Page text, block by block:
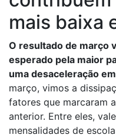
mais baixa
O resultado de março
esperado pela maior
uma desaceleração
março, vimos a
fatores que marcaram
anterior. Entre eles,
mensalidades de